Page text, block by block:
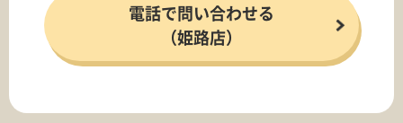
電話で問い合わせる
（姫路店）